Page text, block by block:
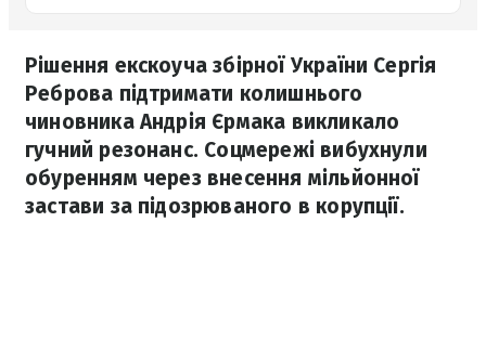
Рішення екскоуча збірної України Сергія
Реброва підтримати колишнього
чиновника Андрія Єрмака викликало
гучний резонанс. Соцмережі вибухнули
обуренням через внесення мільйонної
застави за підозрюваного в корупції.